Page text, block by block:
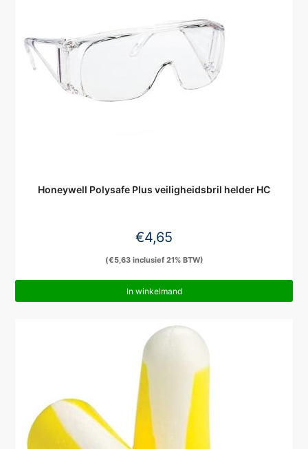
Honeywell Polysafe Plus veiligheidsbril helder HC
€4,65
(€5,63inclusief 21% BTW)
In winkelmand